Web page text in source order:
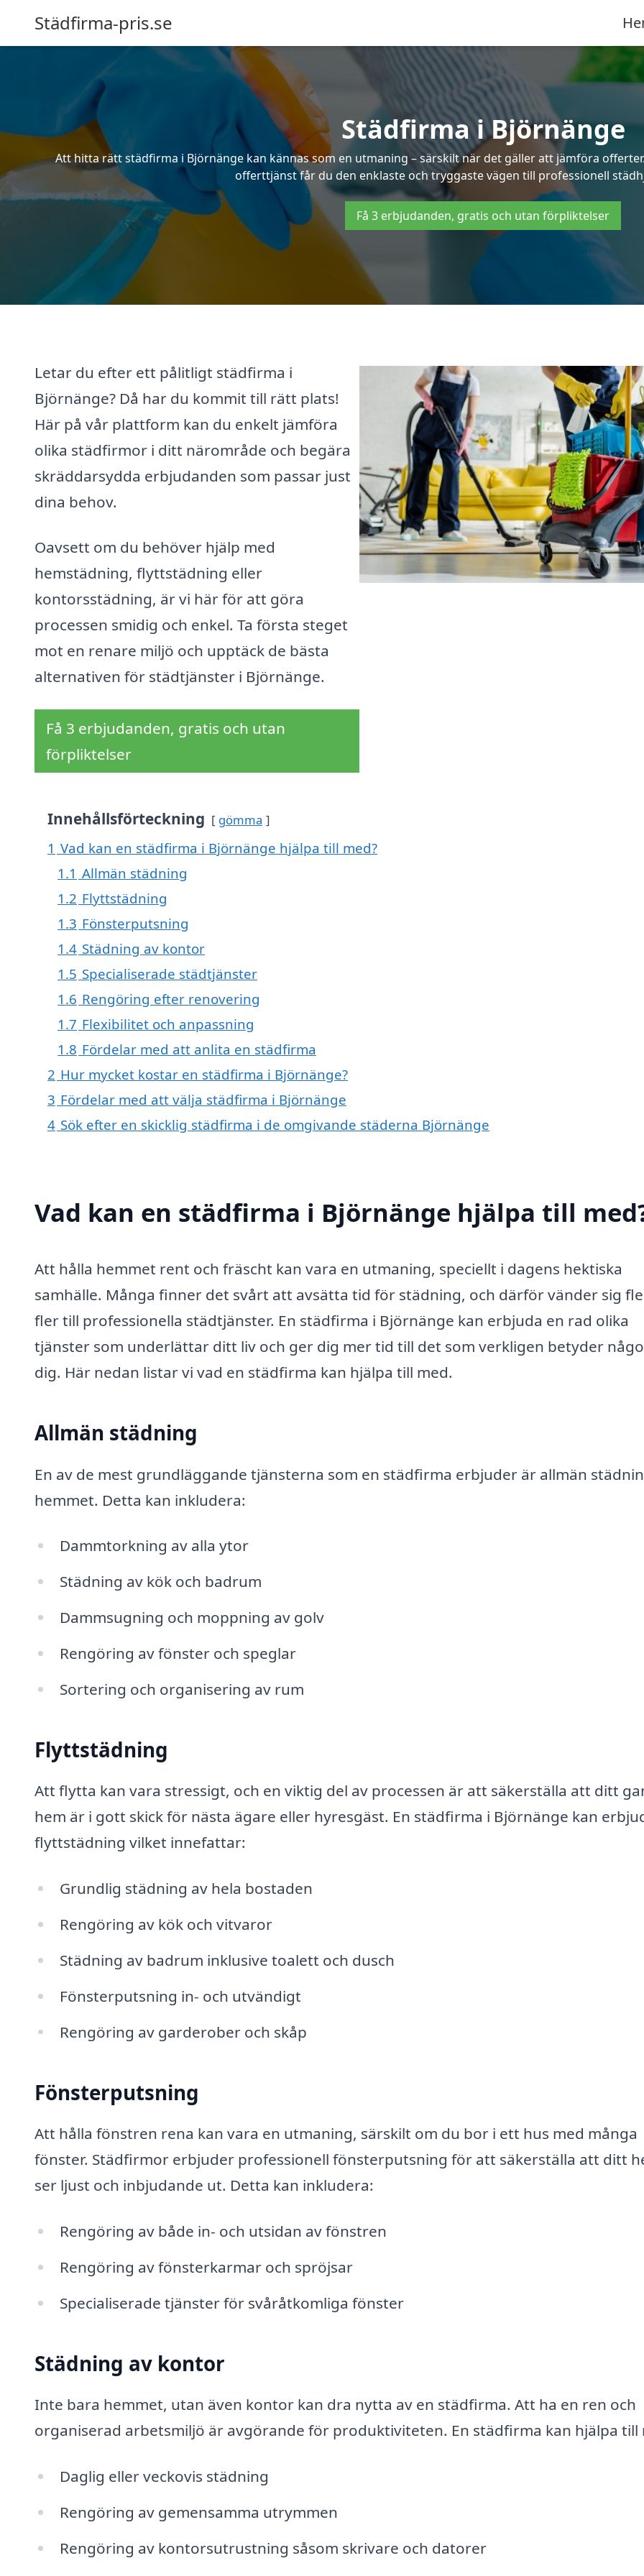
Städfirma-pris.se
Städfirma i Björnänge
Att hitta rätt städfirma i Björnänge kan kännas som en utmaning – särskilt när det gäller att jämföra
offerttjänst får du den enklaste och tryggaste vägen till professionell
Få 3 erbjudanden, gratis och utan förpliktelser
Letar du efter ett pålitligt städfirma i
Björnänge? Då har du kommit till rätt plats!
Här på vår plattform kan du enkelt jämföra
olika städfirmor i ditt närområde och begära
skräddarsydda erbjudanden som passar just
dina behov.
Oavsett om du behöver hjälp med
hemstädning, flyttstädning eller
kontorsstädning, är vi här för att göra
processen smidig och enkel. Ta första steget
mot en renare miljö och upptäck de bästa
alternativen för städtjänster i Björnänge.
Få 3 erbjudanden, gratis och utan
förpliktelser
Innehållsförteckning gömma
1 Vad kan en städfirma i Björnänge hjälpa till med?
1.1 Allmän städning
1.2 Flyttstädning
1.3 Fönsterputsning
1.4 Städning av kontor
1.5 Specialiserade städtjänster
1.6 Rengöring efter renovering
1.7 Flexibilitet och anpassning
1.8 Fördelar med att anlita en städfirma
2 Hur mycket kostar en städfirma i Björnänge?
3 Fördelar med att välja städfirma i Björnänge
4 Sök efter en skicklig städfirma i de omgivande städerna Björnänge
Vad kan en städfirma i Björnänge hjälpa till
Att hålla hemmet rent och fräscht kan vara en utmaning, speciellt i dagens hektiska
samhälle. Många finner det svårt att avsätta tid för städning, och därför vänder sig
fler till professionella städtjänster. En städfirma i Björnänge kan erbjuda en rad olika
tjänster som underlättar ditt liv och ger dig mer tid till det som verkligen betyder
dig. Här nedan listar vi vad en städfirma kan hjälpa till med.
Allmän städning
En av de mest grundläggande tjänsterna som en städfirma erbjuder är allmän
hemmet. Detta kan inkludera:
Dammtorkning av alla ytor
Städning av kök och badrum
Dammsugning och moppning av golv
Rengöring av fönster och speglar
Sortering och organisering av rum
Flyttstädning
Att flytta kan vara stressigt, och en viktig del av processen är att säkerställa att ditt
hem är i gott skick för nästa ägare eller hyresgäst. En städfirma i Björnänge kan
flyttstädning vilket innefattar:
Grundlig städning av hela bostaden
Rengöring av kök och vitvaror
Städning av badrum inklusive toalett och dusch
Fönsterputsning in- och utvändigt
Rengöring av garderober och skåp
Fönsterputsning
Att hålla fönstren rena kan vara en utmaning, särskilt om du bor i ett hus med många
fönster. Städfirmor erbjuder professionell fönsterputsning för att säkerställa att ditt
ser ljust och inbjudande ut. Detta kan inkludera:
Rengöring av både in- och utsidan av fönstren
Rengöring av fönsterkarmar och spröjsar
Specialiserade tjänster för svåråtkomliga fönster
Städning av kontor
Inte bara hemmet, utan även kontor kan dra nytta av en städfirma. Att ha en ren och
organiserad arbetsmiljö är avgörande för produktiviteten. En städfirma kan hjälpa till
Daglig eller veckovis städning
Rengöring av gemensamma utrymmen
Rengöring av kontorsutrustning såsom skrivare och datorer